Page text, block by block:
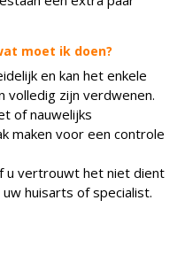
moet ik doen?
en kan het enkele
volledig zijn verdwenen.
of nauwelijks
maken voor een controle
u vertrouwt het niet dient
huisarts of specialist.